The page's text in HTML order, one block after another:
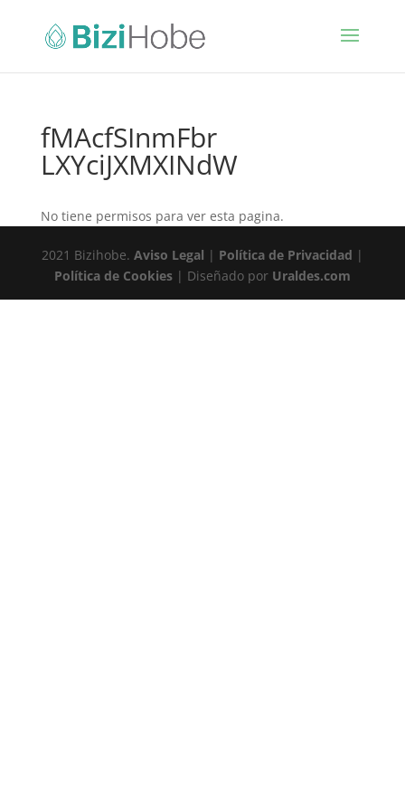
fMAcfSInmFbr
LXYciJXMXINdW
No tiene permisos para ver esta pagina.
2021 Bizihobe. Aviso Legal | Política de Privacidad |
Política de Cookies| Diseñado por Uraldes.com